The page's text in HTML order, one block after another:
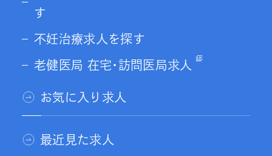
す
不妊治療求人を探す
老健医局 在宅･訪問医局求人
お気に入り求人
最近見た求人